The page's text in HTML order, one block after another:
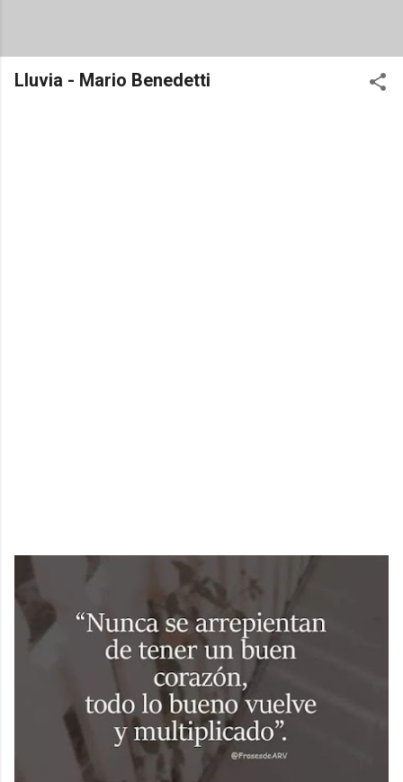
Lluvia - Mario Benedetti